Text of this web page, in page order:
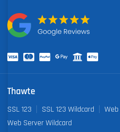
Thawte
SSL 123 SSL 123 Wildcard
Web Server Wildcard